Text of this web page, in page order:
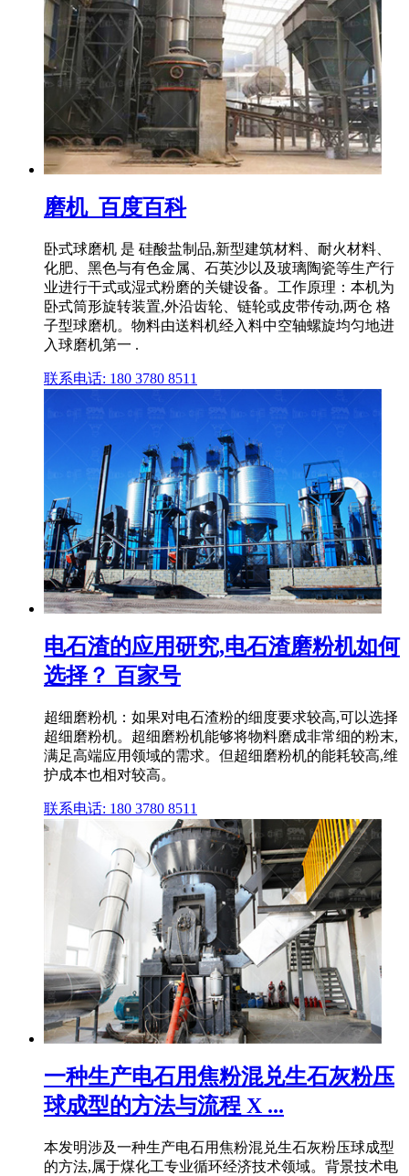
磨机_百度百科
卧式球磨机 是 硅酸盐制品,新型建筑材料、耐火材料、
化肥、黑色与有色金属、石英沙以及玻璃陶瓷等生产行
业进行干式或湿式粉磨的关键设备。工作原理：本机为
卧式筒形旋转装置,外沿齿轮、链轮或皮带传动,两仓 格
子型球磨机。物料由送料机经入料中空轴螺旋均匀地进
入球磨机第一 .
联系电话: 180 3780 8511
电石渣的应用研究,电石渣磨粉机如何
选择？ 百家号
超细磨粉机：如果对电石渣粉的细度要求较高,可以选择
超细磨粉机。超细磨粉机能够将物料磨成非常细的粉末,
满足高端应用领域的需求。但超细磨粉机的能耗较高,维
护成本也相对较高。
联系电话: 180 3780 8511
一种生产电石用焦粉混兑生石灰粉压
球成型的方法与流程 X ...
本发明涉及一种生产电石用焦粉混兑生石灰粉压球成型
的方法,属于煤化工专业循环经济技术领域。背景技术电